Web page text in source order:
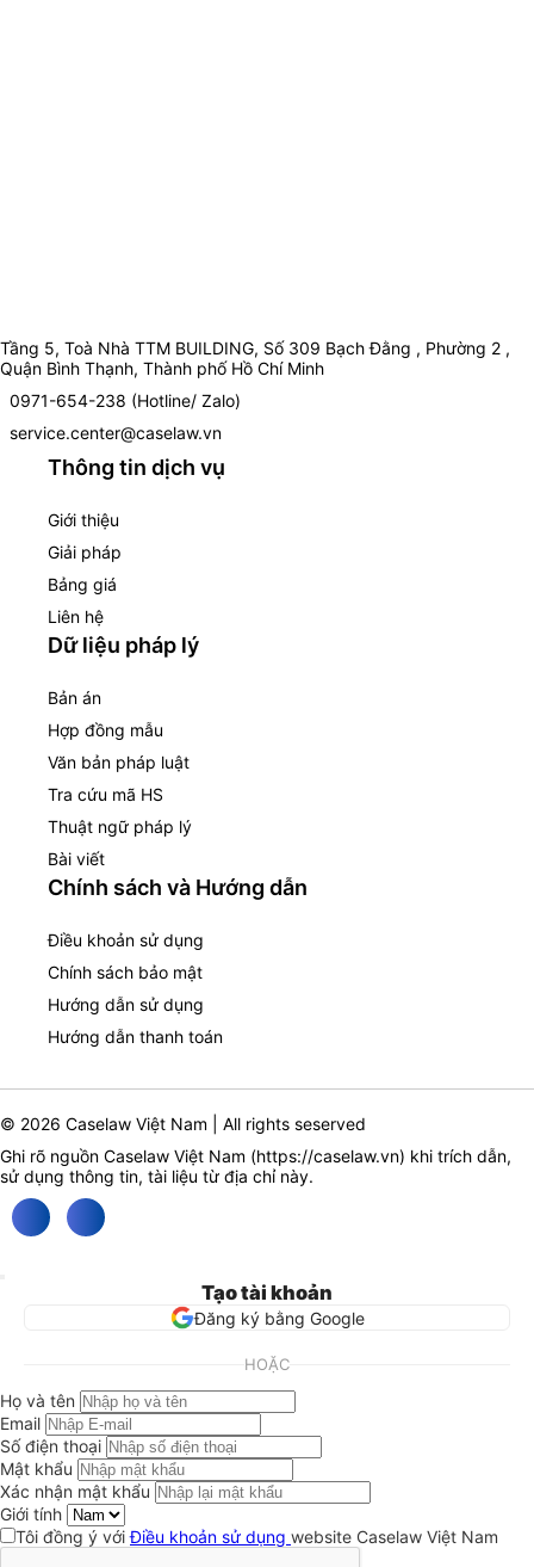
Tầng 5, Toà Nhà TTM BUILDING, Số 309 Bạch Đằng , Phường 2 ,
Quận Bình Thạnh, Thành phố Hồ Chí Minh
0971-654-238 (Hotline/ Zalo)
service.center@caselaw.vn
Thông tin dịch vụ
Giới thiệu
Giải pháp
Bảng giá
Liên hệ
Dữ liệu pháp lý
Bản án
Hợp đồng mẫu
Văn bản pháp luật
Tra cứu mã HS
Thuật ngữ pháp lý
Bài viết
Chính sách và Hướng dẫn
Điều khoản sử dụng
Chính sách bảo mật
Hướng dẫn sử dụng
Hướng dẫn thanh toán
© 2026 Caselaw Việt Nam | All rights seserved
Ghi rõ nguồn Caselaw Việt Nam (https://caselaw.vn) khi trích dẫn,
sử dụng thông tin, tài liệu từ địa chỉ này.
Tạo tài khoản
Đăng ký bằng Google
HOẶC
Họ và tên
Email
Số điện thoại
Mật khẩu
Xác nhận mật khẩu
Giới tính
Tôi đồng ý vớiĐiều khoản sử dụng website Caselaw Việt Nam